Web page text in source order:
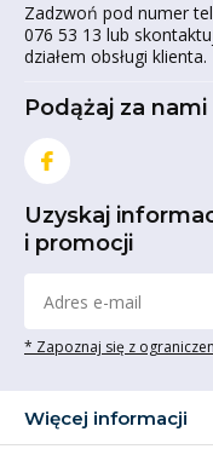
Zadzwoń pod numer
076 53 13 lub
działem obsługi klienta.
Podążaj za nami
Uzyskaj
i promocji
* Zapoznaj się z
Więcej informacji